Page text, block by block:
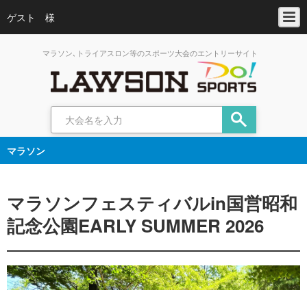
ゲスト 様
マラソン､トライアスロン等のスポーツ大会のエントリーサイト
マラソン
マラソンフェスティバルin国営昭和
記念公園EARLY SUMMER 2026